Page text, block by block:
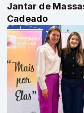
Jantar de
Cadeado